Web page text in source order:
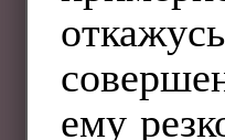
ему